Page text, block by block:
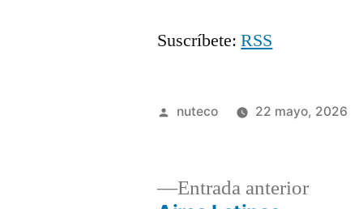
Suscríbete:RSS
Publicada
nuteco 22 mayo, 2026
Entrada anteriorEntrada